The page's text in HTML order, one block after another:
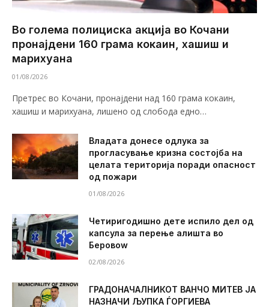
Во голема полициска акција во Кочани
пронајдени 160 грама кокаин, хашиш и
марихуана
01/08/2026
Претрес во Кочани, пронајдени над 160 грама кокаин,
хашиш и марихуана, лишено од слобода едно…
Владата донесе одлука за
прогласување кризна состојба на
целата територија поради опасност
од пожари
01/08/2026
Четиригодишно дете испило дел од
капсула за перење алишта во
Беровоw
02/08/2026
ГРАДОНАЧАЛНИКОТ ВАНЧО МИТЕВ ЈА
НАЗНАЧИ ЉУПКА ЃОРГИЕВА